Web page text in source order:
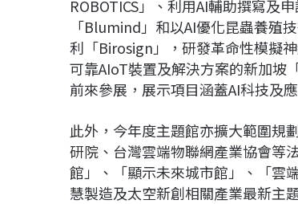
ROBOTICS」、利用AI輔助撰寫及
「Blumind」和以AI優化昆蟲養殖
利「Birosign」，研發革命性模擬
可靠AIoT裝置及解決方案的新加坡
前來參展，展示項目涵蓋AI科技及
此外，今年度主題館亦擴大範圍規
研院、台灣雲端物聯網產業協會等
館」、「顯示未來城市館」、「雲
慧製造及太空新創相關產業最新主